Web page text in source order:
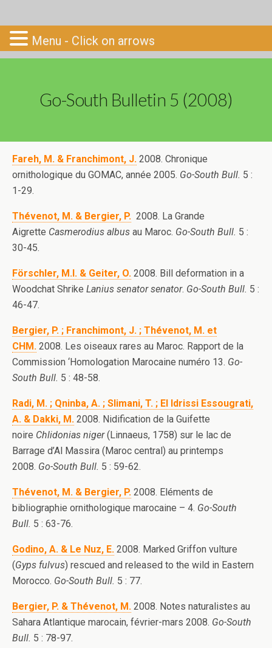
Go-South
Go-South Bulletin 5 (2008)
Fareh, M. & Franchimont, J. 2008. Chronique
ornithologique du GOMAC, année 2005. Go-South Bull. 5 :
1-29.
Thévenot, M. & Bergier, P. 2008. La Grande
Aigrette Casmerodius albus au Maroc. Go-South Bull. 5 :
30-45.
Förschler, M.I. & Geiter, O. 2008. Bill deformation in a
Woodchat Shrike Lanius senator senator. Go-South Bull. 5 :
46-47.
Bergier, P. ; Franchimont, J. ; Thévenot, M. et
CHM. 2008. Les oiseaux rares au Maroc. Rapport de la
Commission ‘Homologation Marocaine numéro 13. Go-
South Bull. 5 : 48-58.
Radi, M. ; Qninba, A. ; Slimani, T. ; El Idrissi Essougrati,
A. & Dakki, M. 2008. Nidification de la Guifette
noire Chlidonias niger(Linnaeus, 1758) sur le lac de
Barrage d’Al Massira (Maroc central) au printemps
2008. Go-South Bull. 5 : 59-62.
Thévenot, M. & Bergier, P. 2008. Eléments de
bibliographie ornithologique marocaine – 4. Go-South
Bull. 5 : 63-76.
Godino, A. & Le Nuz, E. 2008. Marked Griffon vulture
(Gyps fulvus) rescued and released to the wild in Eastern
Morocco. Go-South Bull. 5 : 77.
Bergier, P. & Thévenot, M. 2008. Notes naturalistes au
Sahara Atlantique marocain, février-mars 2008. Go-South
Bull. 5 : 78-97.
Menu - Click on arrows